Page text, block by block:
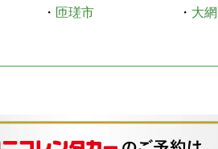
・ 匝瑳市 ・ 大